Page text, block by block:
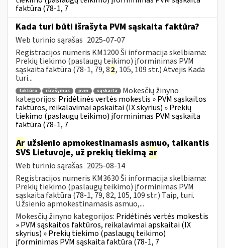
faktūra (78-1, 7
Kada turi būti išrašyta PVM sąskaita faktūra?
Web turinio sąrašas 2025-07-07
Registracijos numeris KM1200 Ši informacija skelbiama:
Prekių tiekimo (paslaugų teikimo) įforminimas PVM
sąskaita faktūra (78-1, 79, 82, 105, 109 str.) Atvejis Kada
turi...
faktūra išrašymas pvm sąskaita
Mokesčių žinyno
kategorijos: Pridėtinės vertės mokestis » PVM sąskaitos
faktūros, reikalavimai apskaitai (IX skyrius) » Prekių
tiekimo (paslaugų teikimo) įforminimas PVM sąskaita
faktūra (78-1, 7
Ar užsienio apmokestinamasis asmuo, taikantis
SVS Lietuvoje, už prekių tiekimą ar
Web turinio sąrašas 2025-08-14
Registracijos numeris KM3630 Ši informacija skelbiama:
Prekių tiekimo (paslaugų teikimo) įforminimas PVM
sąskaita faktūra (78-1, 79, 82, 105, 109 str.) Taip, turi.
Užsienio apmokestinamasis asmuo,...
Mokesčių žinyno kategorijos: Pridėtinės vertės mokestis
» PVM sąskaitos faktūros, reikalavimai apskaitai (IX
skyrius) » Prekių tiekimo (paslaugų teikimo)
įforminimas PVM sąskaita faktūra (78-1, 7